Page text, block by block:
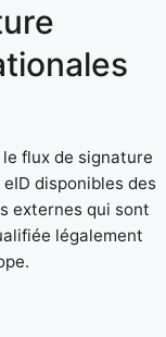
flux de signature
disponibles des
externes qui sont
légalement